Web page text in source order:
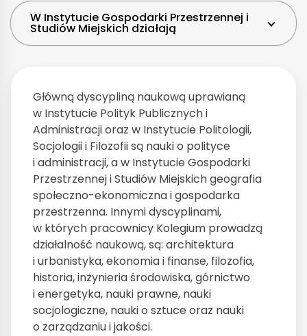
W Instytucie Gospodarki Przestrzennej i
Studiów Miejskich działają
Główną dyscypliną naukową uprawianą
w Instytucie Polityk Publicznych i
Administracji oraz w Instytucie Politologii,
Socjologii i Filozofii są nauki o polityce
i administracji, a w Instytucie Gospodarki
Przestrzennej i Studiów Miejskich geografia
społeczno-ekonomiczna i gospodarka
przestrzenna. Innymi dyscyplinami,
w których pracownicy Kolegium prowadzą
działalność naukową, są: architektura
i urbanistyka, ekonomia i finanse, filozofia,
historia, inżynieria środowiska, górnictwo
i energetyka, nauki prawne, nauki
socjologiczne, nauki o sztuce oraz nauki
o zarządzaniu i jakości.